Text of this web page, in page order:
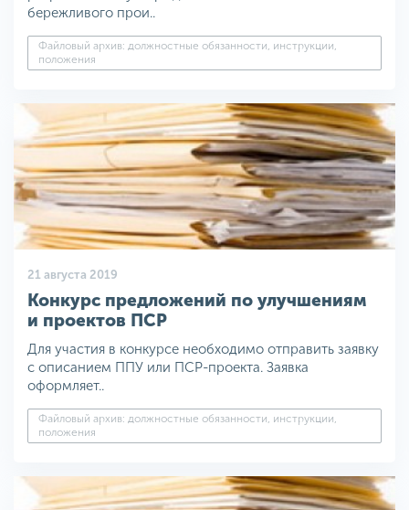
бережливого прои..
Файловый архив: должностные обязанности, инструкции,
положения
21 августа 2019
Конкурс предложений по улучшениям
и проектов ПСР
Для участия в конкурсе необходимо отправить заявку
с описанием ППУ или ПСР-проекта. Заявка
оформляет..
Файловый архив: должностные обязанности, инструкции,
положения